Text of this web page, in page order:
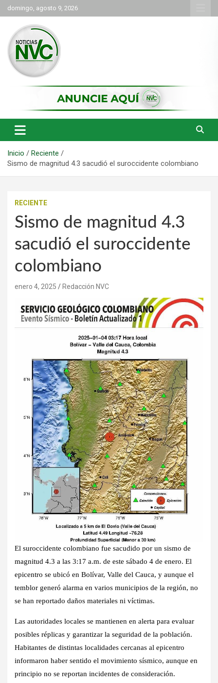
Saltar
al
contenido
domingo, agosto 9, 2026
NVC Noticias
Inicio
Reciente
Sismo de magnitud 4.3 sacudió el suroccidente colombiano
RECIENTE
Sismo de magnitud 4.3
sacudió el suroccidente
colombiano
enero 4, 2025 Redacción NVC
El suroccidente colombiano fue sacudido por un sismo de
magnitud 4.3 a las 3:17 a.m. de este sábado 4 de enero. El
epicentro se ubicó en Bolívar, Valle del Cauca, y aunque el
temblor generó alarma en varios municipios de la región, no
se han reportado daños materiales ni víctimas.
Las autoridades locales se mantienen en alerta para evaluar
posibles réplicas y garantizar la seguridad de la población.
Habitantes de distintas localidades cercanas al epicentro
informaron haber sentido el movimiento sísmico, aunque en
principio no se reportan incidentes de consideración.